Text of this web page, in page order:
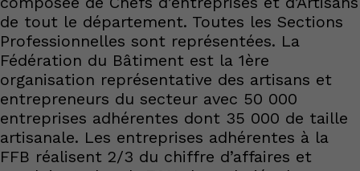
de tout le département. Toutes les Sections
Professionnelles sont représentées. La
Fédération du Bâtiment est la 1ère
organisation représentative des artisans et
entrepreneurs du secteur avec 50 000
entreprises adhérentes dont 35 000 de taille
artisanale. Les entreprises adhérentes à la
FFB réalisent 2/3 du chiffre d’affaires et